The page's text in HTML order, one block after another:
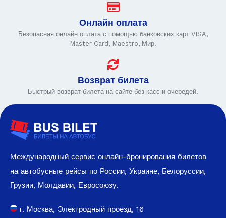
Онлайн оплата
Безопасная онлайн оплата с помощью банковских карт VISA,
Master Card, Maestro, Мир.
Возврат билета
Быстрый возврат билета на сайте без касс и очередей.
Международный сервис онлайн-бронирования билетов
на автобусные рейсы по России, Украине, Белоруссии,
Грузии, Молдавии, Евросоюзу.
г. Москва, Электродный проезд, 16